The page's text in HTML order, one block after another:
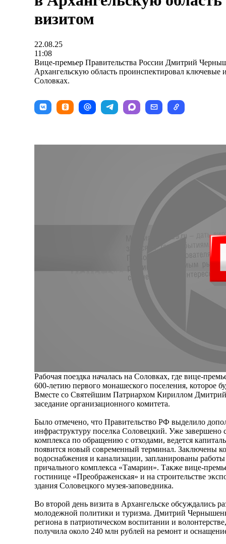
визитом
22.08.25
11:08
Вице-премьер Правительства России Дмитрий
Архангельскую область проинспектировал ключевые
Соловках.
Рабочая поездка началась на Соловках, где вице-
600-летию первого монашеского поселения, которое
Вместе со Святейшим Патриархом Кириллом
заседание организационного комитета.
Было отмечено, что Правительство РФ выделило
инфраструктуру поселка Соловецкий. Уже завершено
комплекса по обращению с отходами, ведется
появится новый современный терминал. Заключены
водоснабжения и канализации, запланированы
причального комплекса «Тамарин». Также вице-
гостинице «Преображенская» и на строительстве
здания Соловецкого музея-заповедника.
Во второй день визита в Архангельске обсуждались
молодежной политики и туризма. Дмитрий
региона в патриотическом воспитании и
получила около 240 млн рублей на ремонт и